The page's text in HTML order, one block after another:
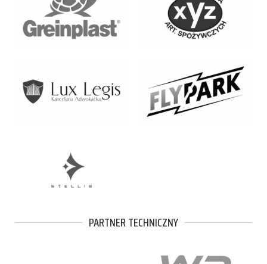
PARTNER TECHNICZNY